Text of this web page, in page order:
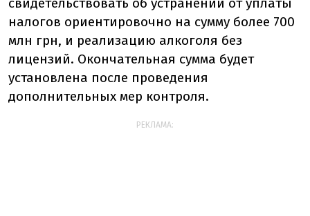
свидетельствовать об устранении от уплаты
налогов ориентировочно на сумму более 700
млн грн, и реализацию алкоголя без
лицензий. Окончательная сумма будет
установлена после проведения
дополнительных мер контроля.
РЕКЛАМА: